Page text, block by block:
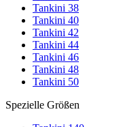
Tankini 38
Tankini 40
Tankini 42
Tankini 44
Tankini 46
Tankini 48
Tankini 50
Spezielle Größen